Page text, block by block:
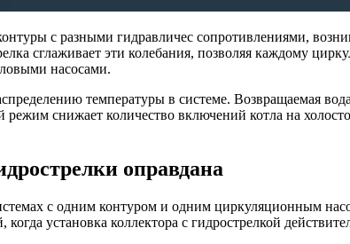
с разными гидравличес сопротивлениями,
сглаживает эти колебания, позволяя каждому
насосами.
температуры в системе. Возвращаемая
режим снижает количество включений котла на
оправдана
с одним контуром и одним циркуляционным
установка коллектора с гидрострелкой